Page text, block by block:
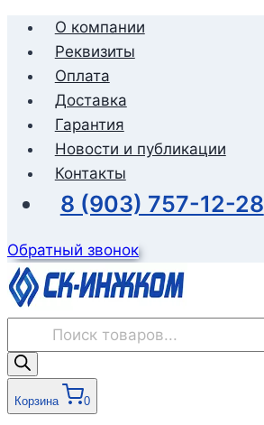
Перейти
содержимому
О компании
Реквизиты
Оплата
Доставка
Гарантия
Новости и публикации
Контакты
8 (903) 757-12-28
Обратный звонок
товаров
Корзина 0